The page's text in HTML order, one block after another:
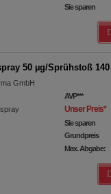
Sie sparen
50 µg/Sprühstoß
GmbH
AVP***
Unser Preis*
Sie sparen
Grundpreis
Max. Abgabe: